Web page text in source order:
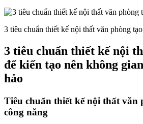
3 tiêu chuẩn thiết kế nội thất văn phòng
3 tiêu chuẩn thiết kế nội
để kiến tạo nên không
hảo
Tiêu chuẩn thiết kế nội thất văn
công năng